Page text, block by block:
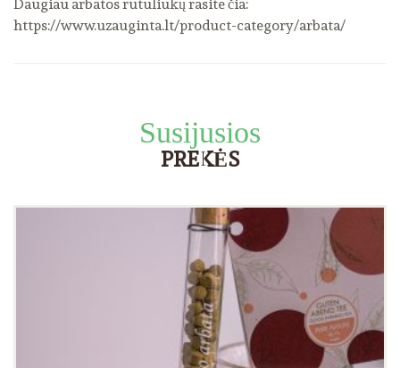
https://www.uzauginta.lt/product-category/arbata/
Susijusios
PREKĖS